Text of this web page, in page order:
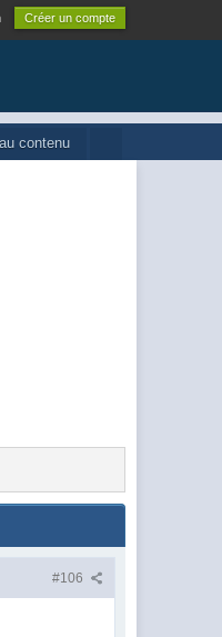
Créer un compte
contenu
#106